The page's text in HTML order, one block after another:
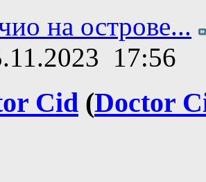
на острове...
17:56
Cid (Doctor